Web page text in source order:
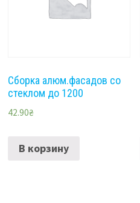
Сборка алюм.фасадов со
стеклом до 1200
42.90₴
В корзину